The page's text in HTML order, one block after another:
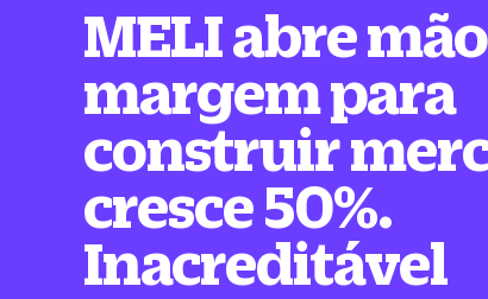
MELI abre
margem para
construir
cresce 50%.
Inacreditável